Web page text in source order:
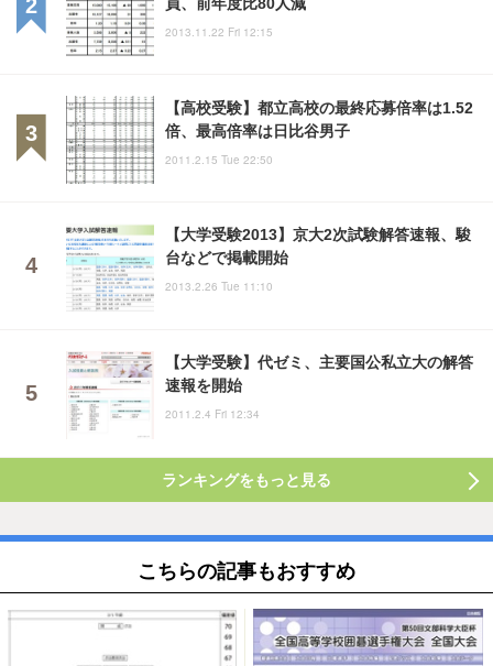
2013.11.22 Fri 12:15
【高校受験】都立高校の最終応募倍率は1.52
倍、最高倍率は日比谷男子
2011.2.15 Tue 22:50
【大学受験2013】京大2次試験解答速報、駿
台などで掲載開始
2013.2.26 Tue 11:10
【大学受験】代ゼミ、主要国公私立大の解答
速報を開始
2011.2.4 Fri 12:34
ランキングをもっと見る
こちらの記事もおすすめ